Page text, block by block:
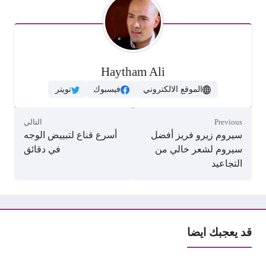
Haytham Ali
الموقع الالكتروني فيسبوك تويتر
Previous
سيروم زيرو فريز أفضل
سيروم لشعر خالي من
التجاعيد
التالي
أسرع قناع لتبييض الوجه
في دقائق
قد يعجبك ايضا